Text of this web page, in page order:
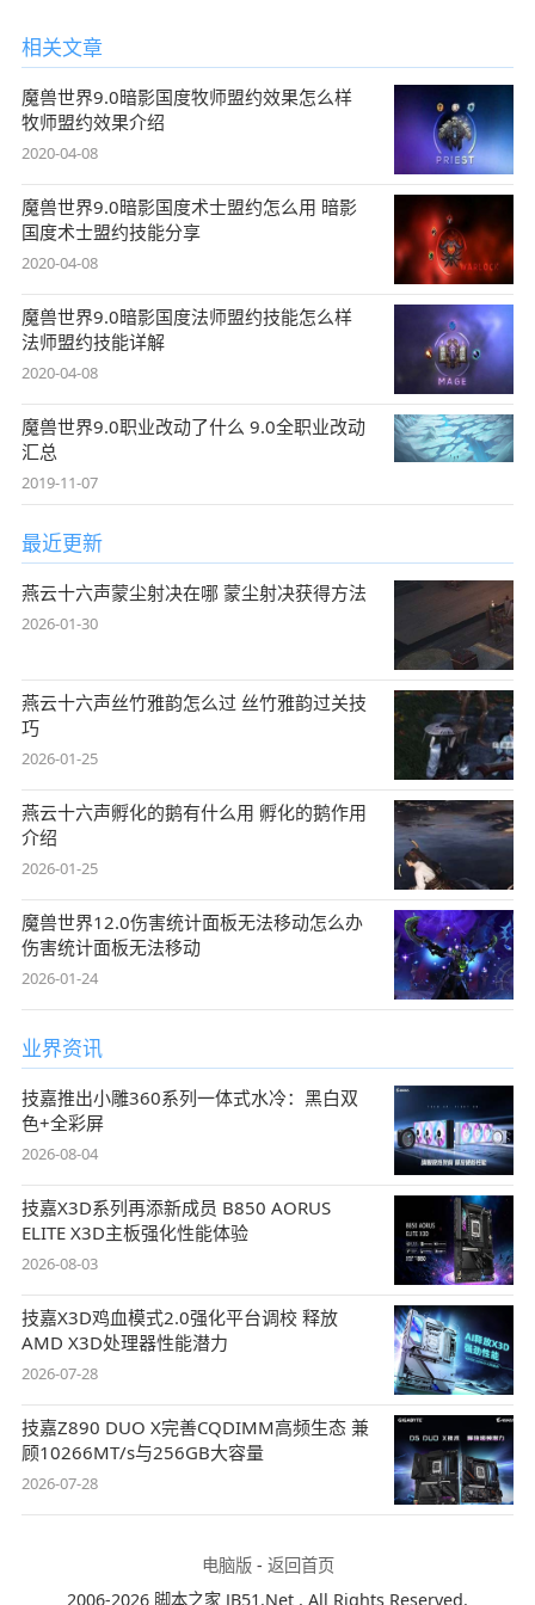
相关文章
魔兽世界9.0暗影国度牧师盟约效果怎么样
牧师盟约效果介绍
2020-04-08
魔兽世界9.0暗影国度术士盟约怎么用 暗影
国度术士盟约技能分享
2020-04-08
魔兽世界9.0暗影国度法师盟约技能怎么样
法师盟约技能详解
2020-04-08
魔兽世界9.0职业改动了什么 9.0全职业改动
汇总
2019-11-07
最近更新
燕云十六声蒙尘射决在哪 蒙尘射决获得方法
2026-01-30
燕云十六声丝竹雅韵怎么过 丝竹雅韵过关技
巧
2026-01-25
燕云十六声孵化的鹅有什么用 孵化的鹅作用
介绍
2026-01-25
魔兽世界12.0伤害统计面板无法移动怎么办
伤害统计面板无法移动
2026-01-24
业界资讯
技嘉推出小雕360系列一体式水冷：黑白双
色+全彩屏
2026-08-04
技嘉X3D系列再添新成员 B850 AORUS
ELITE X3D主板强化性能体验
2026-08-03
技嘉X3D鸡血模式2.0强化平台调校 释放
AMD X3D处理器性能潜力
2026-07-28
技嘉Z890 DUO X完善CQDIMM高频生态 兼
顾10266MT/s与256GB大容量
2026-07-28
电脑版- 返回首页
2006-2026 脚本之家 JB51.Net , All Rights Reserved.